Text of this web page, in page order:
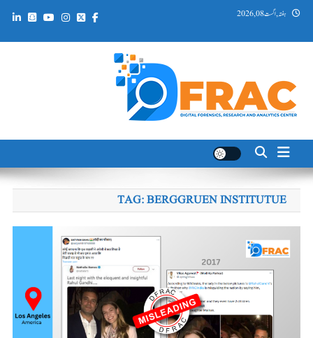
Skip ہفتہ, اگست 08, 2026
DFRAC_ORG
TAG:BERGGRUEN INSTITUTUE